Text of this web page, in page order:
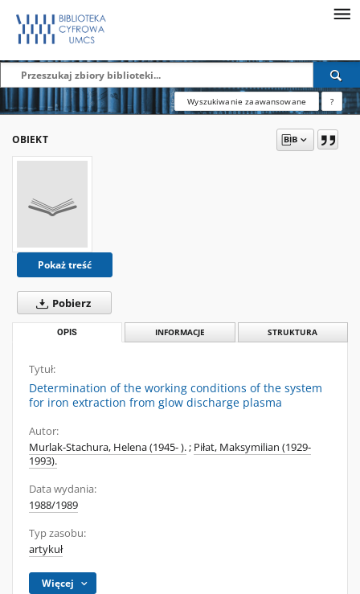
Wyszukiwanie zaawansowane ?
OBIEKT
Pokaż treść
Pobierz
OPIS INFORMACJE STRUKTURA
Tytuł:
Determination of the working conditions of the system
for iron extraction from glow discharge plasma
Autor:
Murlak-Stachura, Helena (1945- ).; Piłat, Maksymilian (1929-
1993).
Data wydania:
1988/1989
Typ zasobu:
artykuł
Więcej